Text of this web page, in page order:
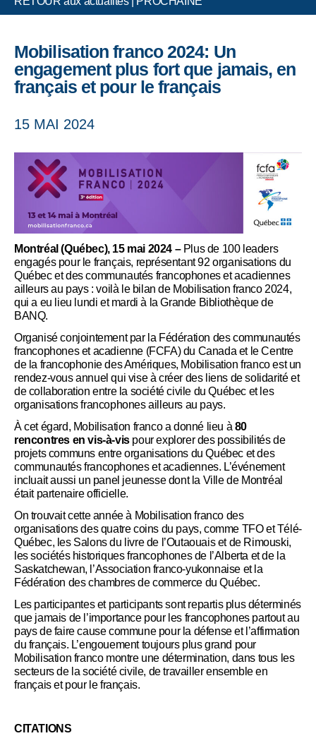
Mobilisation franco 2024: Un
engagement plus fort que jamais, en
français et pour le français
15 MAI 2024
Montréal (Québec), 15 mai 2024 – Plus de 100 leaders
engagés pour le français, représentant 92 organisations du
Québec et des communautés francophones et acadiennes
ailleurs au pays : voilà le bilan de Mobilisation franco 2024,
qui a eu lieu lundi et mardi à la Grande Bibliothèque de
BANQ.
Organisé conjointement par la Fédération des communautés
francophones et acadienne (FCFA) du Canada et le Centre
de la francophonie des Amériques, Mobilisation franco est un
rendez-vous annuel qui vise à créer des liens de solidarité et
de collaboration entre la société civile du Québec et les
organisations francophones ailleurs au pays.
À cet égard, Mobilisation franco a donné lieu à 80
rencontres en vis-à-vis pour explorer des possibilités de
projets communs entre organisations du Québec et des
communautés francophones et acadiennes. L’événement
incluait aussi un panel jeunesse dont la Ville de Montréal
était partenaire officielle.
On trouvait cette année à Mobilisation franco des
organisations des quatre coins du pays, comme TFO et Télé-
Québec, les Salons du livre de l’Outaouais et de Rimouski,
les sociétés historiques francophones de l’Alberta et de la
Saskatchewan, l’Association franco-yukonnaise et la
Fédération des chambres de commerce du Québec.
Les participantes et participants sont repartis plus déterminés
que jamais de l’importance pour les francophones partout au
pays de faire cause commune pour la défense et l’affirmation
du français. L’engouement toujours plus grand pour
Mobilisation franco montre une détermination, dans tous les
secteurs de la société civile, de travailler ensemble en
français et pour le français.
CITATIONS